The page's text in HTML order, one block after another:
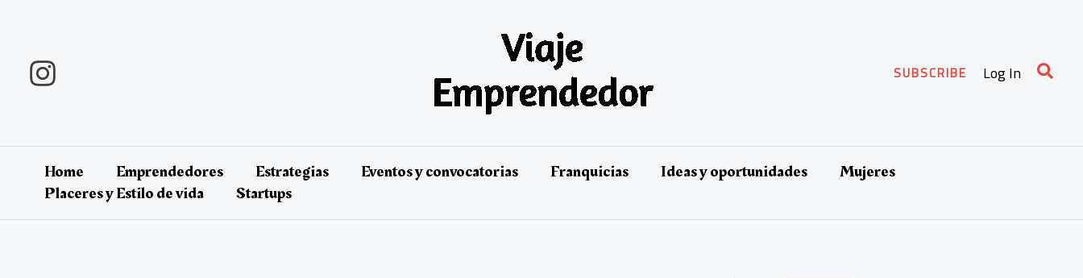
contenido
SUBSCRIBE Log In
Home Emprendedores Estrategias Eventos y convocatorias Franquicias Ideas y oportunidades
Mujeres
Placeres y Estilo de vida
Startups